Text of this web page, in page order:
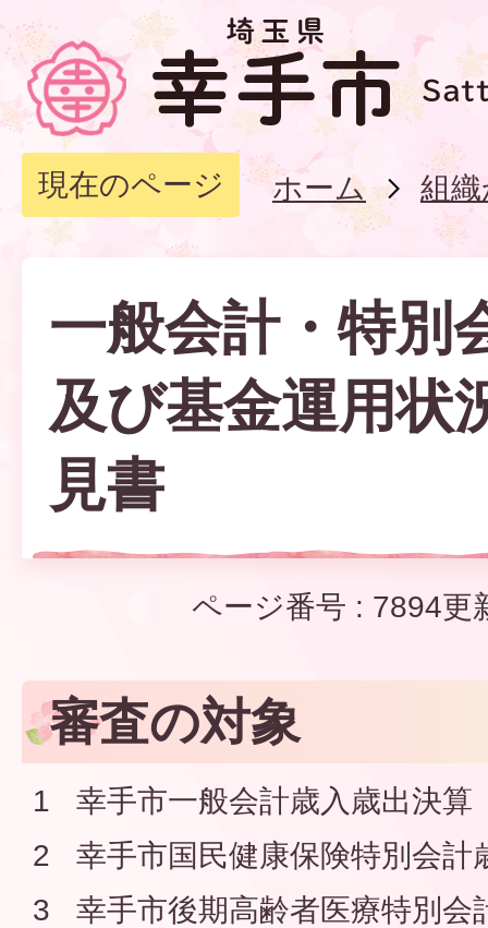
現在のページ ホーム 組
一般会計・特別
及び基金運用状
見書
ページ番号 : 7894更
審査の対象
1 幸手市一般会計歳入歳出決算
2 幸手市国民健康保険特別会計
3 幸手市後期高齢者医療特別会